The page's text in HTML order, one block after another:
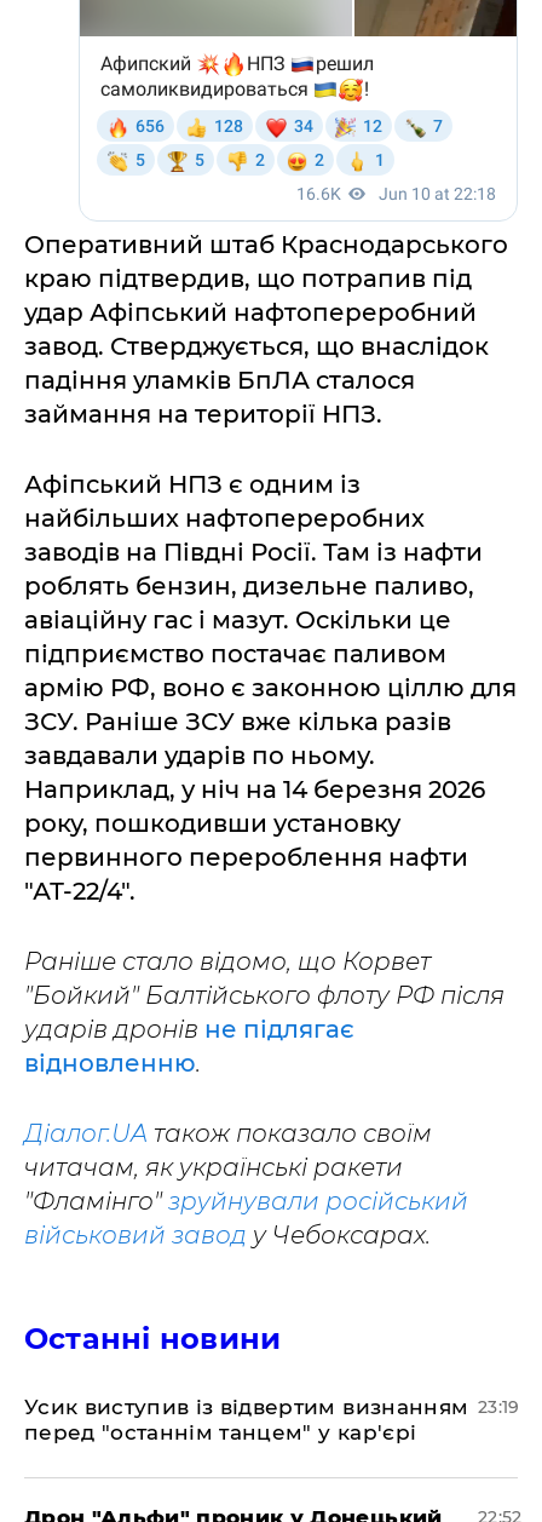
Оперативний штаб Краснодарського
краю підтвердив, що потрапив під
удар Афіпський нафтопереробний
завод. Стверджується, що внаслідок
падіння уламків БпЛА сталося
займання на території НПЗ.
Афіпський НПЗ є одним із
найбільших нафтопереробних
заводів на Півдні Росії. Там із нафти
роблять бензин, дизельне паливо,
авіаційну гас і мазут. Оскільки це
підприємство постачає паливом
армію РФ, воно є законною ціллю для
ЗСУ. Раніше ЗСУ вже кілька разів
завдавали ударів по ньому.
Наприклад, у ніч на 14 березня 2026
року, пошкодивши установку
первинного перероблення нафти
"АТ-22/4".
Раніше стало відомо, що Корвет
"Бойкий" Балтійського флоту РФ після
ударів дронів не підлягає
відновленню.
Діалог.UA також показало своїм
читачам, як українські ракети
"Фламінго"зруйнували російський
військовий завод у Чебоксарах.
Останні новини
​Усик виступив із відвертим визнанням
перед "останнім танцем" у кар'єрі
23:19
22:52